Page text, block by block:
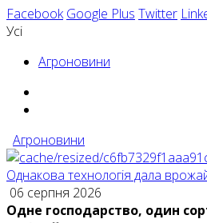
Facebook Google Plus Twitter
Усі
Агроновини
Агроновини
Однакова технологія дала
06 серпня 2026
Одне господарство, один